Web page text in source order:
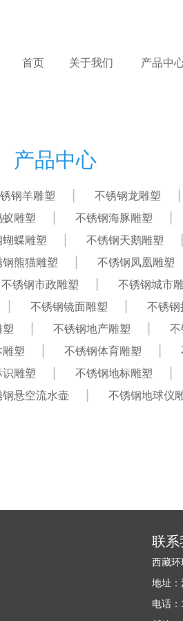
首页 关于我们 产品中
产品中心
钢羊雕塑 不锈钢龙雕塑
雕塑 不锈钢海豚雕塑
蝶雕塑 不锈钢天鹅雕塑
钢熊猫雕塑 不锈钢凤凰雕塑
不锈钢市政雕塑 不锈钢城市
不锈钢镜面雕塑 不锈钢
塑 不锈钢地产雕塑 不
雕塑 不锈钢体育雕塑
雕塑 不锈钢地标雕塑
钢悬空流水壶 不锈钢地球仪
联系
西藏
地址
电话